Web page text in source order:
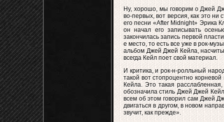
Ну, хорошо, мы говорим о Джей
во-первых, вот версия, как это
его песни «After Midnight» Эрика
он начал его записывать
закончилась запись первой
е место, то есть все уже в рок-
альбом Джей Джей Кейла,
всегда Кейл поет свой материал.
И критика, и рок-н-ролльный
такой вот стопроцентно
Кейла. Это такая
обозначила стиль Джей Джей
всем об этом говорил сам Джей
двигаться в другом, в новом
звучит, как прежде».